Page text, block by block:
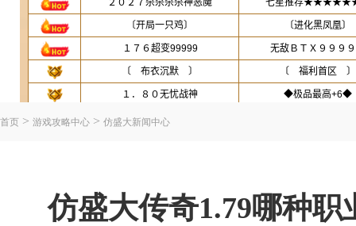
首页 > 游戏攻略中心 > 仿盛大新闻中心
仿盛大传奇1.79哪种